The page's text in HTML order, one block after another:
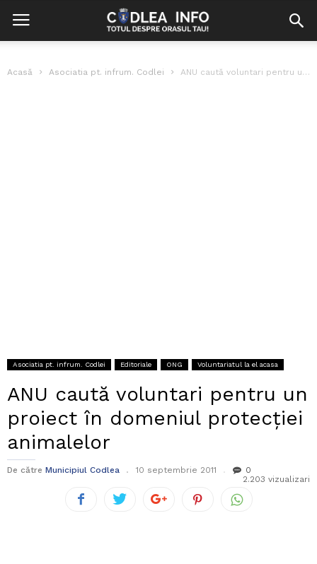
Acasă Asociatia pt. infrum. Codlei ANU caută voluntari pentru un proiect în domeniul protecției animalelor
Asociatia pt. infrum. Codlei Editoriale ONG Voluntariatul la el acasa
ANU caută voluntari pentru un
proiect în domeniul protecției
animalelor
De către Municipiul Codlea 10 septembrie 2011
0
2.203 vizualizari